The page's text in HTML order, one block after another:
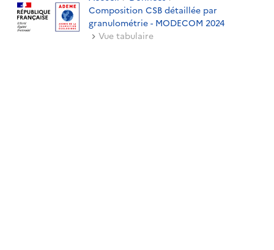
Composition CSB détaillée par
granulométrie - MODECOM 2024
Vue tabulaire